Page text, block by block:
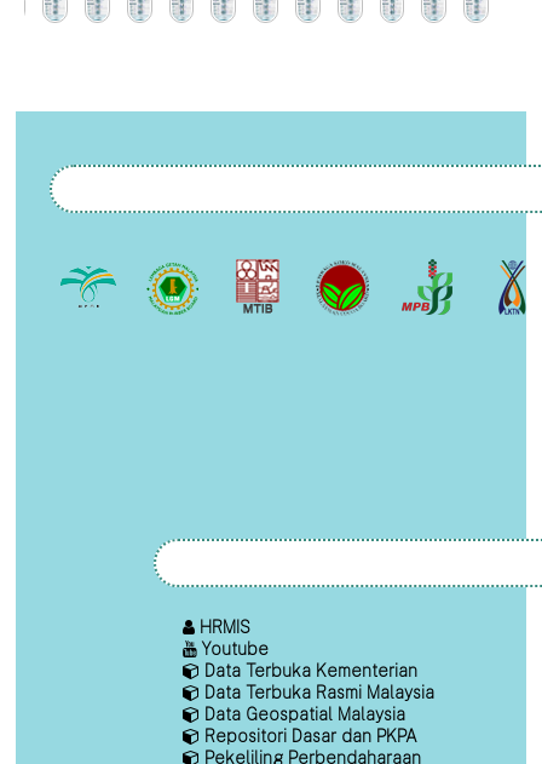
HRMIS
Youtube
Data Terbuka Kementerian
Data Terbuka Rasmi Malaysia
Data Geospatial Malaysia
Repositori Dasar dan PKPA
Pekeliling Perbendaharaan